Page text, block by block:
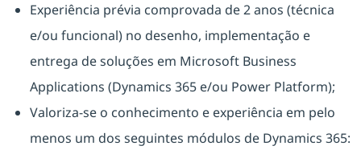
Experiência prévia comprovada de 2 anos (técnica
e/ou funcional) no desenho, implementação e
entrega de soluções em Microsoft Business
Applications (Dynamics 365 e/ou Power Platform);
Valoriza-se o conhecimento e experiência em pelo
menos um dos seguintes módulos de Dynamics 365: